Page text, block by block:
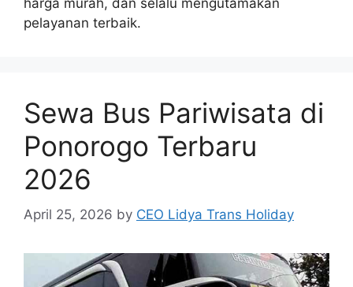
harga murah, dan selalu mengutamakan
pelayanan terbaik.
Sewa Bus Pariwisata di
Ponorogo Terbaru
2026
April 25, 2026 by CEO Lidya Trans Holiday